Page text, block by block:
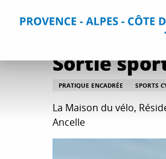
Accueil Que faire ? Toutes
Sortie
PRATIQUE ENCADRÉE SPORTS
La Maison du vélo,
Ancelle